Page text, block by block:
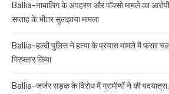
Ballia-नाबालिग के अपहरण और पॉक्सो मामले का आरोपी
सप्ताह के भीतर सुलझाया मामला
Ballia-हल्दी पुलिस ने हत्या के प्रयास मामले में फरार
गिरफ्तार किया
Ballia-जर्जर सड़क के विरोध में ग्रामीणों ने की